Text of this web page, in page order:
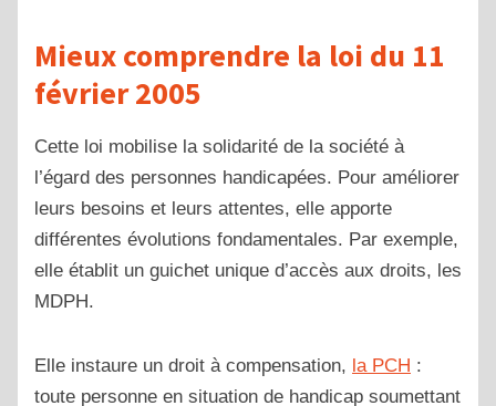
Mieux comprendre la loi du 11
février 2005
Cette loi mobilise la solidarité de la société à
l’égard des personnes handicapées. Pour améliorer
leurs besoins et leurs attentes, elle apporte
différentes évolutions fondamentales. Par exemple,
elle établit un guichet unique d’accès aux droits, les
MDPH.
Elle instaure un droit à compensation, la PCH :
toute personne en situation de handicap soumettant